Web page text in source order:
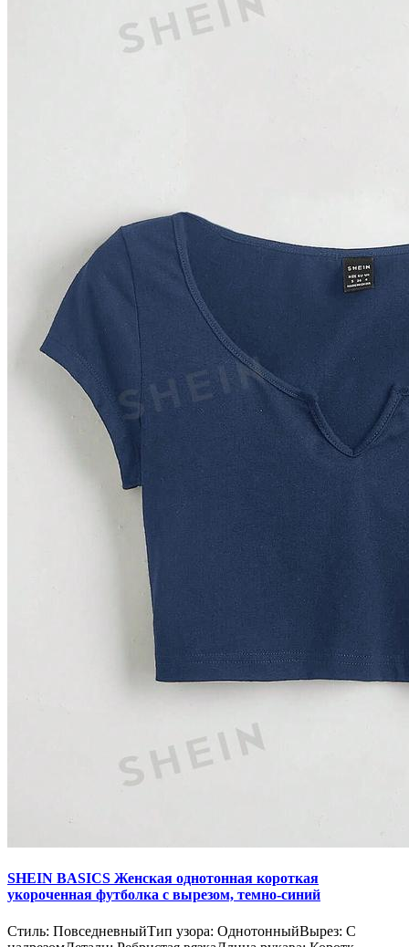
SHEIN BASICS Женская однотонная короткая
укороченная футболка с вырезом, темно-синий
Стиль: ПовседневныйТип узора: ОднотонныйВырез: С